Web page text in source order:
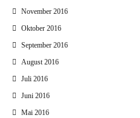
November 2016
Oktober 2016
September 2016
August 2016
Juli 2016
Juni 2016
Mai 2016